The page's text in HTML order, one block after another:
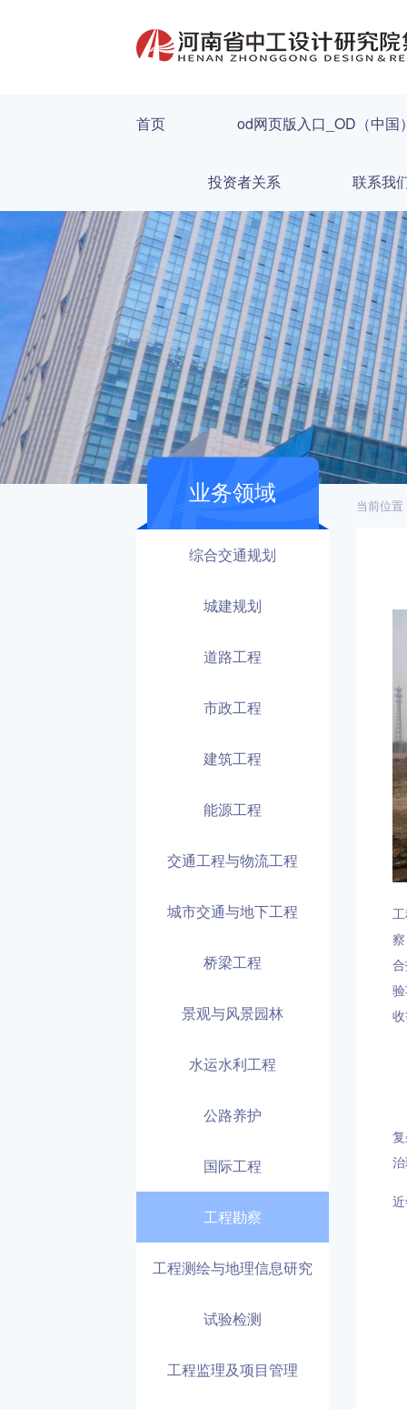
首页 od网页版入口_OD（中国
投资者关系 联系我
业务领域
综合交通规划
城建规划
道路工程
市政工程
建筑工程
能源工程
交通工程与物流工程
城市交通与地下工程
桥梁工程
景观与风景园林
水运水利工程
公路养护
国际工程
工程勘察
工程测绘与地理信息研究
试验检测
工程监理及项目管理
当前位